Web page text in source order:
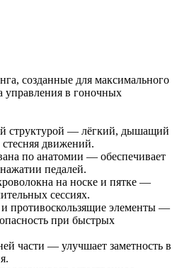
созданные для максимального
управления в гоночных
структурой — лёгкий, дышащий
стесняя движений.
по анатомии — обеспечивает
педалей.
на носке и пятке —
сессиях.
противоскользящие элементы —
при быстрых
части — улучшает заметность в